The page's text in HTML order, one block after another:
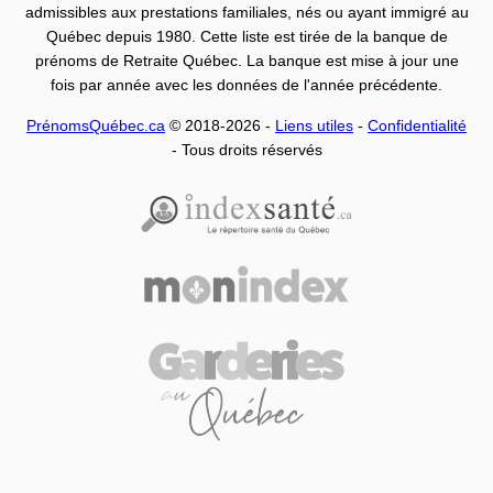
admissibles aux prestations familiales, nés ou ayant immigré au
Québec depuis 1980. Cette liste est tirée de la banque de
prénoms de Retraite Québec. La banque est mise à jour une
fois par année avec les données de l'année précédente.
PrénomsQuébec.ca © 2018-2026 - Liens utiles - Confidentialité
- Tous droits réservés